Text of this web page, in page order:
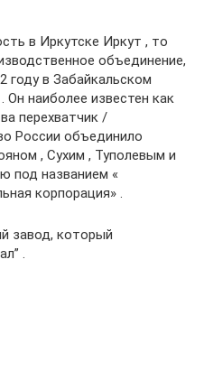
в Иркутске Иркут , то
объединение,
году в Забайкальском
наиболее известен как
перехватчик /
России объединило
, Сухим , Туполевым и
под названием «
корпорация» .
завод, который
.